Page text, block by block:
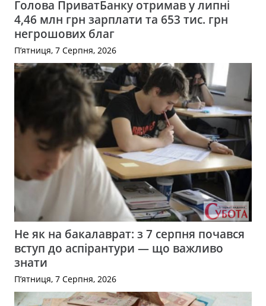
Голова ПриватБанку отримав у липні
4,46 млн грн зарплати та 653 тис. грн
негрошових благ
П’ятниця, 7 Серпня, 2026
Не як на бакалаврат: з 7 серпня почався
вступ до аспірантури — що важливо
знати
П’ятниця, 7 Серпня, 2026